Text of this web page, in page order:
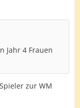
Jahr 4 Frauen
zur WM